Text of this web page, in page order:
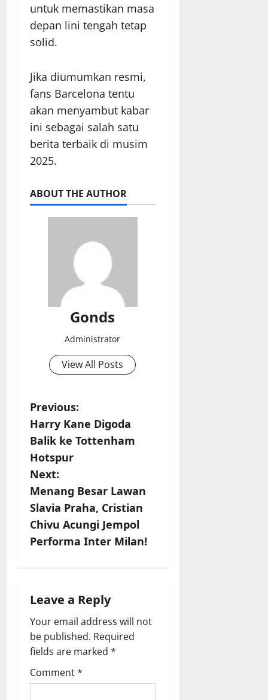
untuk memastikan masa
depan lini tengah tetap
solid.
Jika diumumkan resmi,
fans Barcelona tentu
akan menyambut kabar
ini sebagai salah satu
berita terbaik di musim
2025.
ABOUT THE AUTHOR
Gonds
Administrator
View All Posts
P
o
s
t
n
a
g
a
t
i
Previous:
Harry Kane Digoda
Balik ke Tottenham
Hotspur
Next:
Menang Besar Lawan
Slavia Praha, Cristian
Chivu Acungi Jempol
Performa Inter Milan!
Leave a Reply
Your email address will not
be published. Required
fields are marked *
Comment*